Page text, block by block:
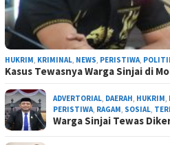
HUKRIM, KRIMINAL, NEWS, PERISTIWA,
Kasus Tewasnya Warga Sinjai di
ADVERTORIAL, DAERAH, HUKRIM,
PERISTIWA, RAGAM, SOSIAL,
Warga Sinjai Tewas